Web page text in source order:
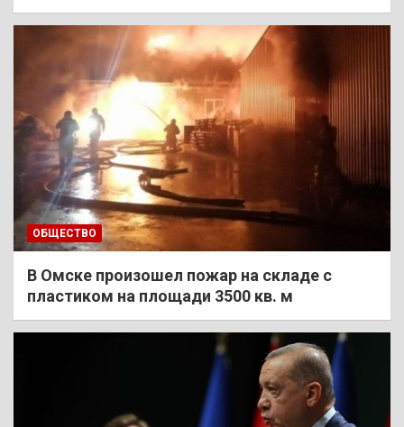
ОБЩЕСТВО
В Омске произошел пожар на складе с
пластиком на площади 3500 кв. м